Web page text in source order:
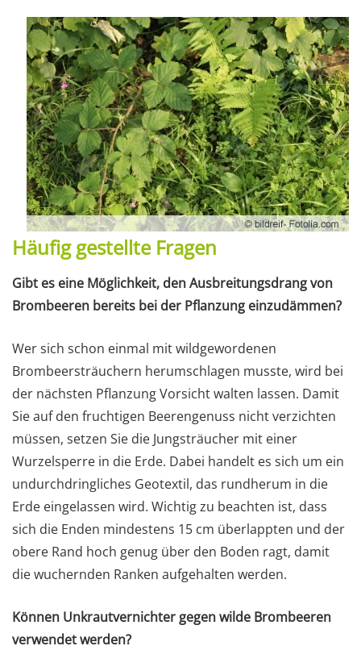
Häufig gestellte Fragen
Gibt es eine Möglichkeit, den Ausbreitungsdrang von
Brombeeren bereits bei der Pflanzung einzudämmen?
Wer sich schon einmal mit wildgewordenen
Brombeersträuchern herumschlagen musste, wird bei
der nächsten Pflanzung Vorsicht walten lassen. Damit
Sie auf den fruchtigen Beerengenuss nicht verzichten
müssen, setzen Sie die Jungsträucher mit einer
Wurzelsperre in die Erde. Dabei handelt es sich um ein
undurchdringliches Geotextil, das rundherum in die
Erde eingelassen wird. Wichtig zu beachten ist, dass
sich die Enden mindestens 15 cm überlappten und der
obere Rand hoch genug über den Boden ragt, damit
die wuchernden Ranken aufgehalten werden.
Können Unkrautvernichter gegen wilde Brombeeren
verwendet werden?